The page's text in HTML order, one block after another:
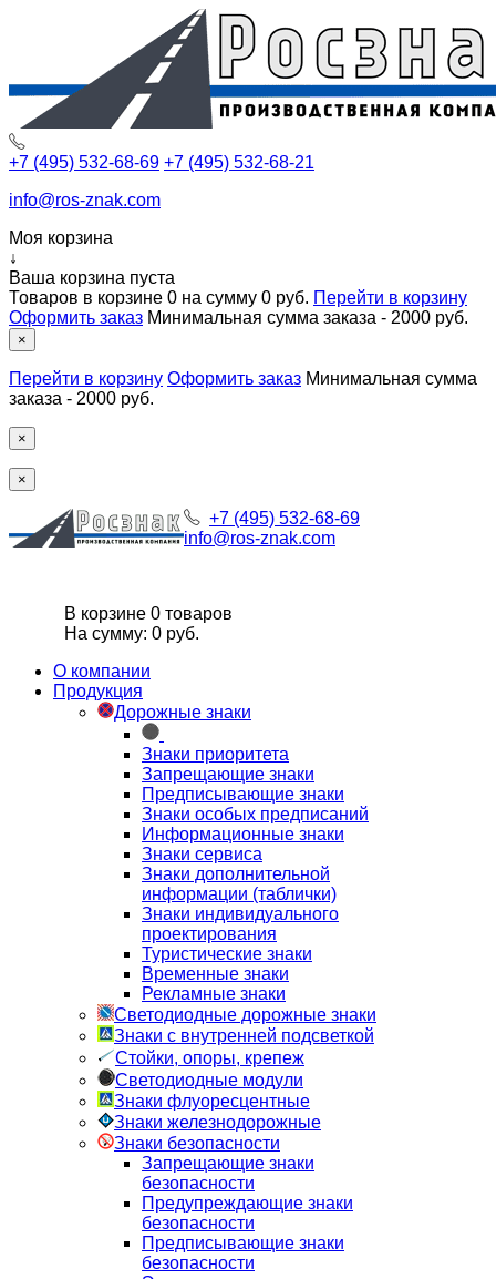
+7 (495) 532-68-69 +7 (495) 532-68-21
info@ros-znak.com
Моя корзина
↓
Ваша корзина пуста
Товаров в корзине 0 на сумму 0 руб. Перейти в корзину
Оформить заказ Минимальная сумма заказа - 2000 руб.
×
Перейти в корзину Оформить заказ Минимальная сумма
заказа - 2000 руб.
×
×
+7 (495) 532-68-69
info@ros-znak.com
В корзине 0 товаров
На сумму: 0 руб.
О компании
Продукция
Дорожные знаки
Знаки приоритета
Запрещающие знаки
Предписывающие знаки
Знаки особых предписаний
Информационные знаки
Знаки сервиса
Знаки дополнительной
информации (таблички)
Знаки индивидуального
проектирования
Туристические знаки
Временные знаки
Рекламные знаки
Светодиодные дорожные знаки
Знаки с внутренней подсветкой
Стойки, опоры, крепеж
Светодиодные модули
Знаки флуоресцентные
Знаки железнодорожные
Знаки безопасности
Запрещающие знаки
безопасности
Предупреждающие знаки
безопасности
Предписывающие знаки
безопасности